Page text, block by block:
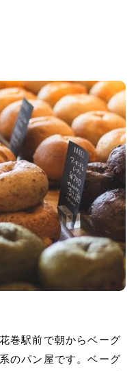
巻駅前で朝からベーグ
のパン屋です。ベーグ